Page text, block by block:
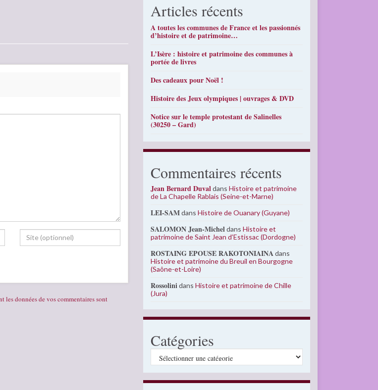
les données de vos commentaires sont
Articles récents
A toutes les communes de France et les passionnés
d’histoire et de patrimoine…
L’Isère : histoire et patrimoine des communes à
portée de livres
Des cadeaux pour Noël !
Histoire des Jeux olympiques | ouvrages & DVD
Notice sur le temple protestant de Salinelles
(30250 – Gard)
Commentaires récents
Jean Bernard DuvaldansHistoire et patrimoine
de La Chapelle Rablais (Seine-et-Marne)
LEI-SAMdansHistoire de Ouanary (Guyane)
SALOMON Jean-MicheldansHistoire et
patrimoine de Saint Jean d’Estissac (Dordogne)
ROSTAING EPOUSE RAKOTONIAINAdans
Histoire et patrimoine du Breuil en Bourgogne
(Saône-et-Loire)
RossolinidansHistoire et patrimoine de Chille
(Jura)
Catégories
Catégories